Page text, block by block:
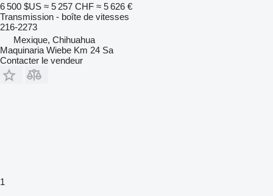
6 500 $US ≈ 5 257 CHF ≈ 5 626 €
Transmission - boîte de vitesses
216-2273
Mexique, Chihuahua
Maquinaria Wiebe Km 24 Sa
Contacter le vendeur
1